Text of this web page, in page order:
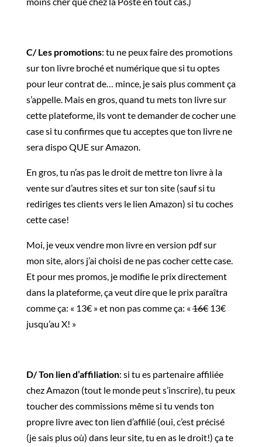
C/ Les promotions: tu ne peux faire des promotions
sur ton livre broché et numérique que si tu optes
pour leur contrat de… mince, je sais plus comment ça
s’appelle. Mais en gros, quand tu mets ton livre sur
cette plateforme, ils vont te demander de cocher une
case si tu confirmes que tu acceptes que ton livre ne
sera dispo QUE sur Amazon.
En gros, tu n’as pas le droit de mettre ton livre à la
vente sur d’autres sites et sur ton site (sauf si tu
rediriges tes clients vers le lien Amazon) si tu coches
cette case!
Moi, je veux vendre mon livre en version pdf sur
mon site, alors j’ai choisi de ne pas cocher cette case.
Et pour mes promos, je modifie le prix directement
dans la plateforme, ça veut dire que le prix paraîtra
comme ça: « 13€ » et non pas comme ça: «16€13€
jusqu’au X! »
D/ Ton lien d’affiliation: si tu es partenaire affiliée
chez Amazon (tout le monde peut s’inscrire), tu peux
toucher des commissions même si tu vends ton
propre livre avec ton lien d’affilié (oui, c’est précisé
(je sais plus où) dans leur site, tu en as le droit!) ça te